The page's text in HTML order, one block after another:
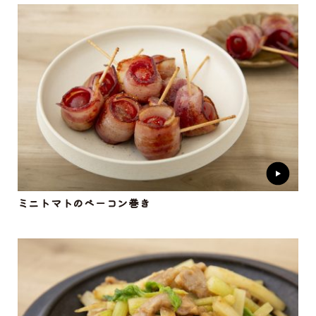
ミニトマトのベーコン巻き